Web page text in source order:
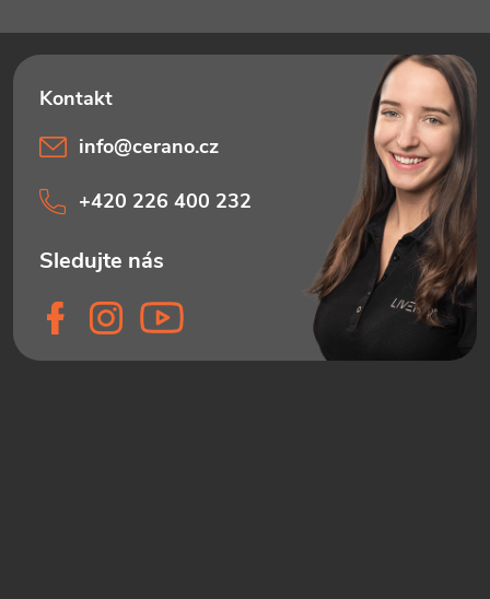
info@cerano.cz
+420 226 400 232